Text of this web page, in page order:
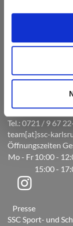
76131 Karlsruhe
Tel.: 0721 / 9 67
team[at]ssc-
Öffnungszeiten
Mo - Fr 10:00 -
15:00 -
Presse
SSC Sport- und